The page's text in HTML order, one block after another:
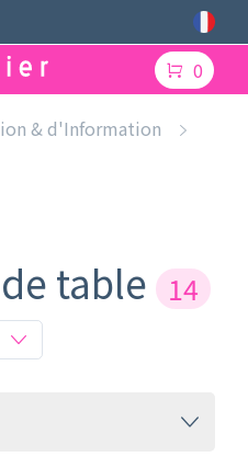
0
& d'Information
table 14